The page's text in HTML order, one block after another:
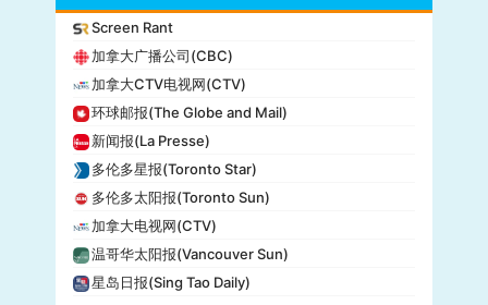
今日美国(USA Today)
BuzzFeed
全国公共广播电台(NPR)
美国广播公司(ABC)
美国新闻与世界报道(U.S. News)
CBS Sports
全国广播公司(NBC)
The Verge
PCMag
休斯顿纪事报(Houston Chronicle)
赫芬顿邮报(Huffpost)
Screen Rant
加拿大广播公司(CBC)
加拿大CTV电视网(CTV)
环球邮报(The Globe and Mail)
新闻报(La Presse)
多伦多星报(Toronto Star)
多伦多太阳报(Toronto Sun)
加拿大电视网(CTV)
温哥华太阳报(Vancouver Sun)
星岛日报(Sing Tao Daily)